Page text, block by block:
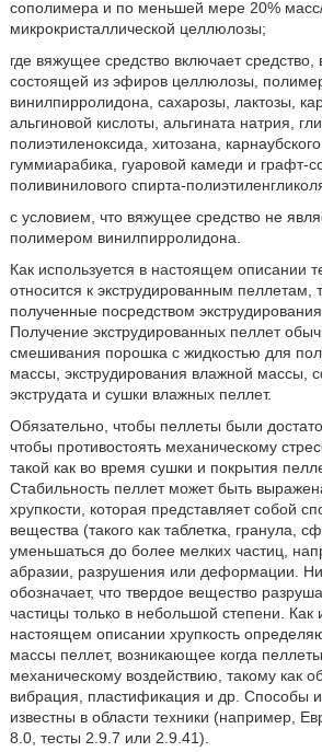
сополимера и по меньшей мере 20%
микрокристаллической целлюлозы;
где вяжущее средство включает
состоящей из эфиров целлюлозы,
винилпирролидона, сахарозы, лактозы,
альгиновой кислоты, альгината натрия,
полиэтиленоксида, хитозана,
гуммиарабика, гуаровой камеди и графт-
поливинилового спирта-
с условием, что вяжущее средство не
полимером винилпирролидона.
Как используется в настоящем описании
относится к экструдированным пеллетам,
полученные посредством
Получение экструдированных пеллет
смешивания порошка с жидкостью для
массы, экструдирования влажной массы,
экструдата и сушки влажных пеллет.
Обязательно, чтобы пеллеты были
чтобы противостоять механическому
такой как во время сушки и покрытия
Стабильность пеллет может быть
хрупкости, которая представляет собой
вещества (такого как таблетка, гранула,
уменьшаться до более мелких частиц,
абразии, разрушения или деформации.
обозначает, что твердое вещество
частицы только в небольшой степени. Как
настоящем описании хрупкость
массы пеллет, возникающее когда
механическому воздействию, такому как
вибрация, пластификация и др. Способы
известны в области техники (например,
8.0, тесты 2.9.7 или 2.9.41).